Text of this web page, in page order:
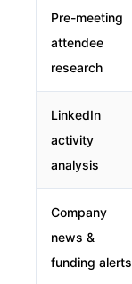
Pre-meeting
attendee
research
LinkedIn
activity
analysis
Company
news &
funding alerts